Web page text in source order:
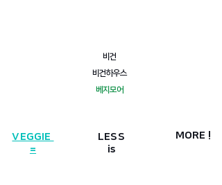
비건
비건하우스
베지모어
​VEGGIE
=
LESS
is
MORE !